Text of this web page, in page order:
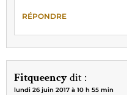
RÉPONDRE
Fitqueencydit :
lundi 26 juin 2017 à 10 h 55 min